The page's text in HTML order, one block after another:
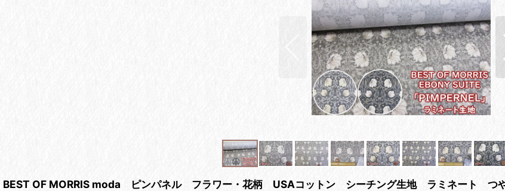
BEST OF MORRIS moda ピンパネル フラワー・花柄 USAコットン シーチング生地 ラミネート つ